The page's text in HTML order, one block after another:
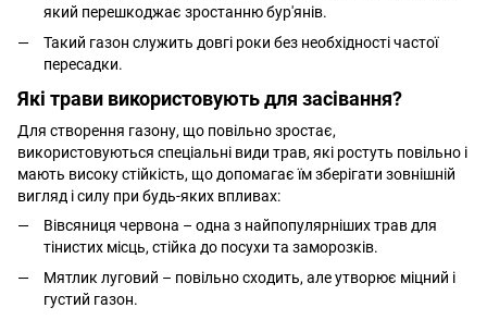
який перешкоджає зростанню бур'янів.
Такий газон служить довгі роки без необхідності частої
пересадки.
Які трави використовують для засівання?
Для створення газону, що повільно зростає,
використовуються спеціальні види трав, які ростуть повільно і
мають високу стійкість, що допомагає їм зберігати зовнішній
вигляд і силу при будь-яких впливах:
Вівсяниця червона – одна з найпопулярніших трав для
тінистих місць, стійка до посухи та заморозків.
Мятлик луговий – повільно сходить, але утворює міцний і
густий газон.